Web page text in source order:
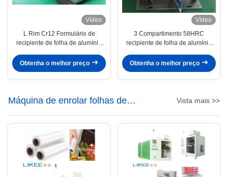
Vídeo
L Rim Cr12 Formulário de
recipiente de folha de alumínio
Obtenha o melhor preço
Vídeo
3 Compartimento 58HRC
recipiente de folha de alumínio
de alumínio moldes
Obtenha o melhor preço
Máquina de enrolar folhas de
alumínio
Vista mais >>